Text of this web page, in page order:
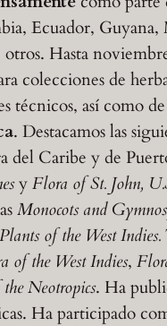
Ecuador, Guyana,
Hasta
colecciones de
técnicos, así como de
. Destacamos las
del Caribe y de
yFlora of St. John,
Monocots and
of the West Indies.
of the West Indies,
Neotropics. Ha
Ha participado